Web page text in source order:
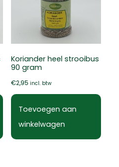
Koriander heel strooibus
90 gram
€2,95 incl. btw
Toevoegen aan
winkelwagen